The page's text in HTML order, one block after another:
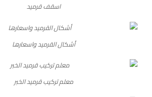
اسقف قرميد
أشكال القرميد واسعارها
معلم تركيب قرميد الخبر